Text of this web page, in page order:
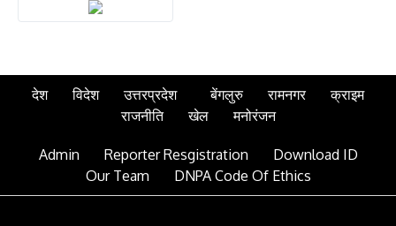
देश विदेश उत्तरप्रदेश बेंगलुरु रामनगर
क्राइम
राजनीति
खेल मनोरंजन
Admin Reporter Resgistration
Download ID
Our Team
DNPA Code Of Ethics